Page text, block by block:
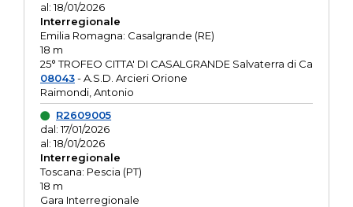
al: 18/01/2026
Interregionale
Emilia Romagna: Casalgrande (RE)
18 m
25° TROFEO CITTA' DI CASALGRANDE Salvaterra di Ca
08043- A.S.D. Arcieri Orione
Raimondi, Antonio
R2609005
dal: 17/01/2026
al: 18/01/2026
Interregionale
Toscana: Pescia (PT)
18 m
Gara Interregionale